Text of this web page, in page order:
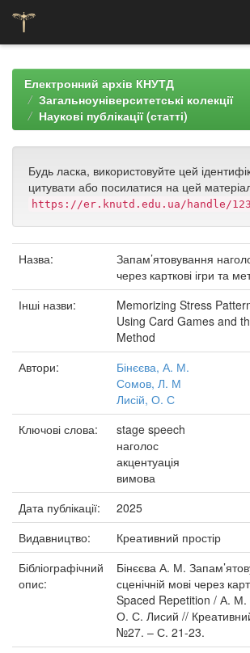
navigationЕлектронний архів КНУТД
Загальноуніверситетські колекції
Наукові публікації (статті)
Будь ласка, використовуйте цей
цитувати або посилатися на цей
https://er.knutd.edu.ua/handle/
Назва:
Запам’ятовування
через карткові ігри та
Інші назви:
Memorizing Stress
Using Card Games and
Method
Автори:
Бінєєва, А. М.
Сомов, Л. М
Лисій, О. С
Ключові слова:
stage speech
наголос
акцентуація
вимова
Дата публікації:
2025
Видавництво:
Креативний простір
Бібліографічний
опис:
Бінєєва А. М.
сценічній мові через
Spaced Repetition / А.
О. С. Лисий //
№27. – С. 21-23.